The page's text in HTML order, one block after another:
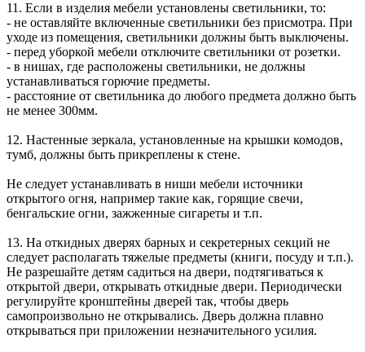
11. Если в изделия мебели установлены светильники, то:
- не оставляйте включенные светильники без присмотра. При
уходе из помещения, светильники должны быть выключены.
- перед уборкой мебели отключите светильники от розетки.
- в нишах, где расположены светильники, не должны
устанавливаться горючие предметы.
- расстояние от светильника до любого предмета должно быть
не менее 300мм.
12. Настенные зеркала, установленные на крышки комодов,
тумб, должны быть прикреплены к стене.
Не следует устанавливать в ниши мебели источники
открытого огня, например такие как, горящие свечи,
бенгальские огни, зажженные сигареты и т.п.
13. На откидных дверях барных и секретерных секций не
следует располагать тяжелые предметы (книги, посуду и т.п.).
Не разрешайте детям садиться на двери, подтягиваться к
открытой двери, открывать откидные двери. Периодически
регулируйте кронштейны дверей так, чтобы дверь
самопроизвольно не открывались. Дверь должна плавно
открываться при приложении незначительного усилия.